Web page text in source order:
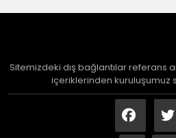
Sitemizdeki dış bağlantılar referans
içeriklerinden kuruluşumuz